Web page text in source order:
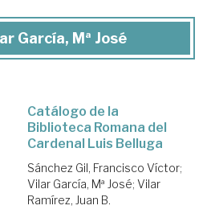
García, Mª José
Catálogo de la
Biblioteca Romana del
Cardenal Luis Belluga
Sánchez Gil, Francisco Víctor;
Vilar García, Mª José; Vilar
Ramírez, Juan B.